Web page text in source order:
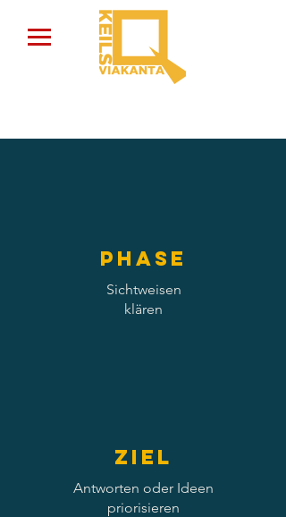
Phase
Sichtweisen
klären
Ziel
Antworten oder Ideen
priorisieren